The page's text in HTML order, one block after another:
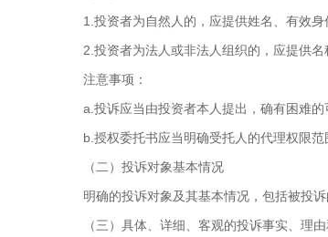
1.投资者为自然人的，应提供姓名、有效身
2.投资者为法人或非法人组织的，应提供
注意事项：
a.投诉应当由投资者本人提出，确有困难
b.授权委托书应当明确受托人的代理权限
（二）投诉对象基本情况
明确的投诉对象及其基本情况，包括被投
（三）具体、详细、客观的投诉事实、理